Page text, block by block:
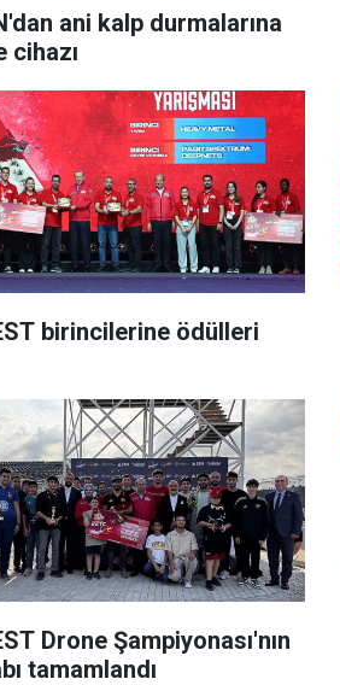
ani kalp durmalarına
cihazı
birincilerine ödülleri
Drone Şampiyonası'nın
tamamlandı